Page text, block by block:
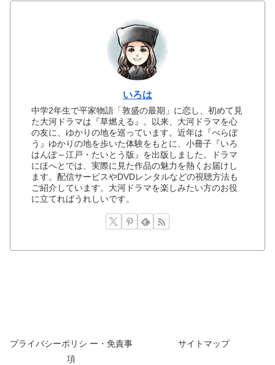
いろは
中学2年生で平家物語「敦盛の最期」に恋し、初めて見
た大河ドラマは『草燃える』。以来、大河ドラマを心
の友に、ゆかりの地を巡っています。近年は『べらぼ
う』ゆかりの地を歩いた体験をもとに、小冊子『いろ
はんぽ～江戸・たいとう版』を出版しました。ドラマ
にほへとでは、実際に見た作品の魅力を熱くお届けし
ます。配信サービスやDVDレンタルなどの視聴方法も
ご紹介しています。大河ドラマを楽しみたい方のお役
に立てればうれしいです。
プライバシーポリシ ー・免責事
項
サイトマップ